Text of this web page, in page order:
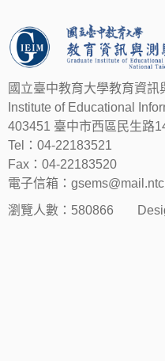
國立臺中教育大學教育資
Institute of Educational
403451 臺中市西區民生路
Tel：04-22183521
Fax：04-22183520
電子信箱：
瀏覽人數：580866